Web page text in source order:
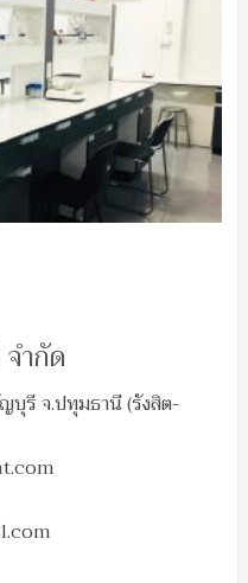
ำกัด
บุรี จ.ปทุมธานี (รังสิต-